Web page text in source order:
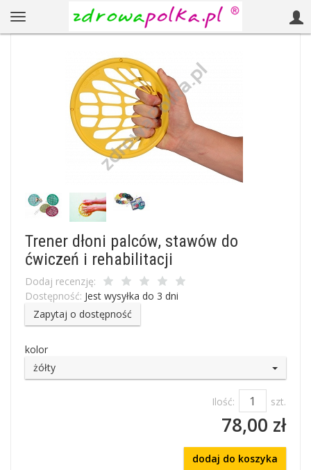
Trener dłoni palców, stawów do
ćwiczeń i rehabilitacji
Dodaj recenzję:
Dostępność: Jest wysyłka do 3 dni
Zapytaj o dostępność
kolor
żółty
Ilość: szt.
78,00 zł
dodaj do koszyka